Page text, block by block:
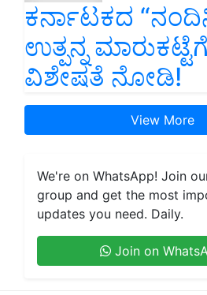
ಕರ್ನಾಟಕದ
ಉತ್ಪನ್ನ
ವಿಶೇಷತೆ ನೋಡಿ!
View More
We're on WhatsApp! Join
group and get the most
updates you need. Daily.
Join on